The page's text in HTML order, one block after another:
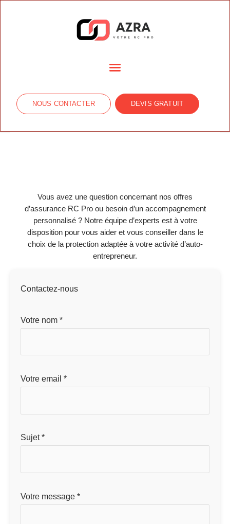
NOUS CONTACTER DEVIS GRATUIT
Vous avez une question concernant nos offres
d’assurance RC Pro ou besoin d’un accompagnement
personnalisé ? Notre équipe d’experts est à votre
disposition pour vous aider et vous conseiller dans le
choix de la protection adaptée à votre activité d’auto-
entrepreneur.
Contactez-nous
Votre nom *
Votre email *
Sujet *
Votre message *